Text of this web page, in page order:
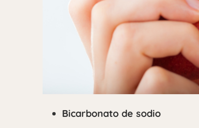
Bicarbonato de sodio